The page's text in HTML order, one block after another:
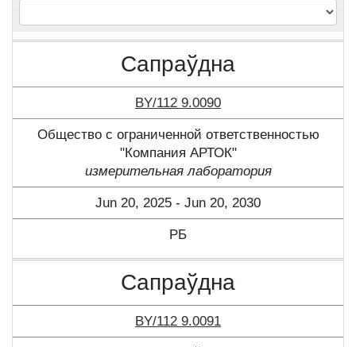
Сапраўдна
BY/112 9.0090
Общество с ограниченной ответственностью
"Компания АРТОК"
измерительная лаборатория
Jun 20, 2025 - Jun 20, 2030
РБ
Сапраўдна
BY/112 9.0091